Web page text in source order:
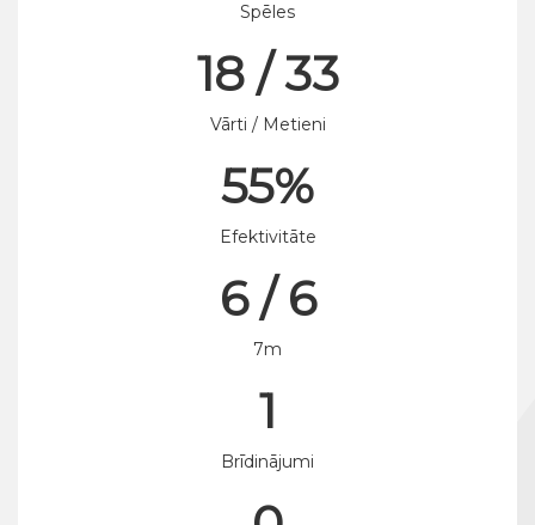
Spēles
18 / 33
Vārti / Metieni
55%
Efektivitāte
6 / 6
7m
1
Brīdinājumi